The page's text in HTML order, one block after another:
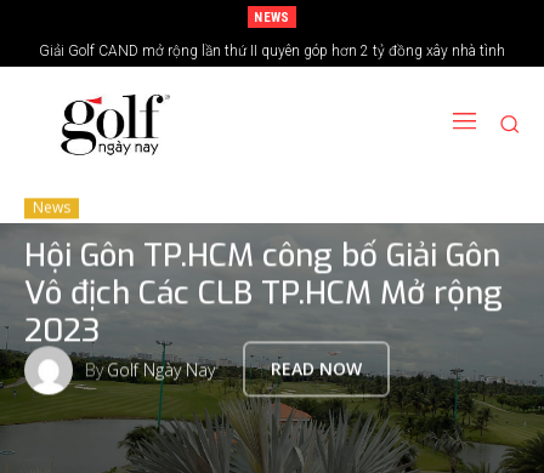
NEWS
Giải Golf CAND mở rộng lần thứ II quyên góp hơn 2 tỷ đồng xây nhà tình
nghĩa vùng biên giới
24H Group tổ chức giải golf kỷ niệm 15 năm thành lập
News
Hội Gôn TP.HCM công bố Giải Gôn
Vô địch Các CLB TP.HCM Mở rộng
2023
ByGolf Ngày Nay READ NOW